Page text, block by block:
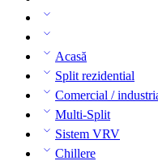
Acasă
Split rezidential
Comercial /
Multi-Split
Sistem VRV
Chillere